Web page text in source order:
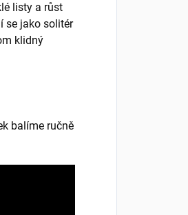
listy a růst
se jako solitér
klidný
balíme ručně